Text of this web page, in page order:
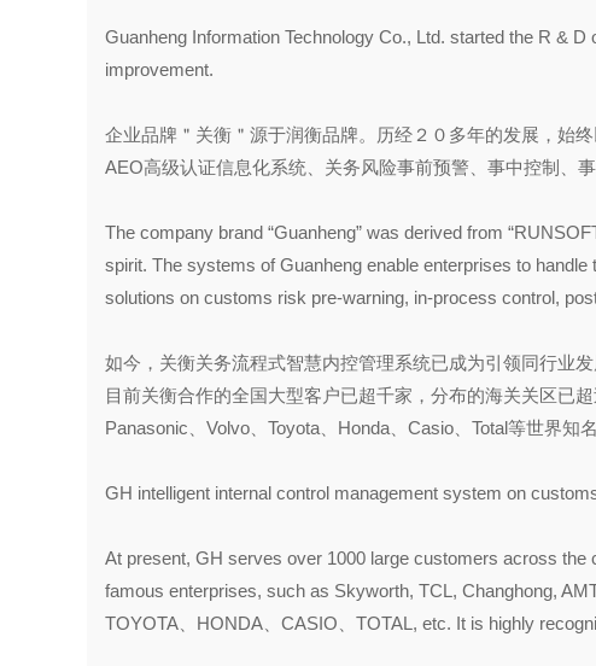
Guanheng Information Technology Co., Ltd. started the R &
improvement.
企业品牌＂关衡＂源于润衡品牌。历经２０多年的发展，始
AEO高级认证信息化系统、关务风险事前预警、事中控制、
The company brand “Guanheng” was derived from
spirit. The systems of Guanheng enable enterprises to
solutions on customs risk pre-warning, in-process control,
如今，关衡关务流程式智慧内控管理系统已成为引领同行业
目前关衡合作的全国大型客户已超千家，分布的海关关区已
Panasonic、Volvo、Toyota、Honda、Casio、Total等世界
GH intelligent internal control management system on
At present, GH serves over 1000 large customers across
famous enterprises, such as Skyworth, TCL, Changhong,
TOYOTA、HONDA、CASIO、TOTAL, etc. It is highly